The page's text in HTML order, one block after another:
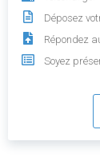
Déposez
Répondez
Soyez